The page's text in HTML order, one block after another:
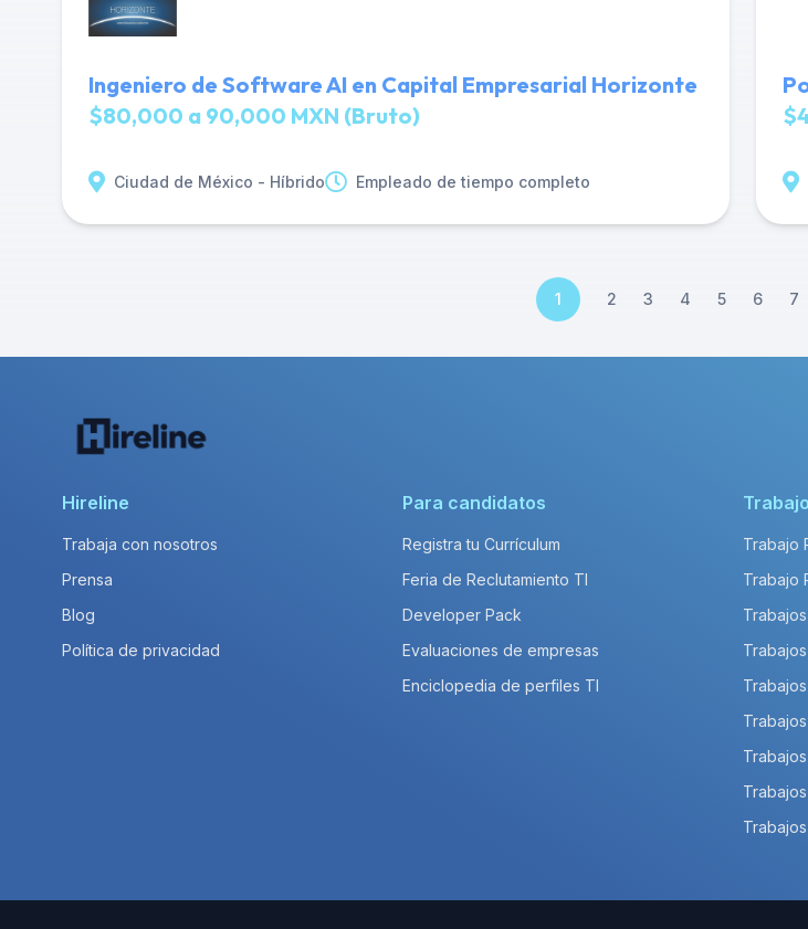
Ingeniero de Software AI en Capital Empresarial Horizonte
$80,000 a 90,000 MXN (Bruto)
Ciudad de México - Híbrido Empleado de tiempo completo
1 2 3 4 5 6 7
Hireline
Trabaja con nosotros
Prensa
Blog
Política de privacidad
Para candidatos
Registra tu Currículum
Feria de Reclutamiento TI
Developer Pack
Evaluaciones de empresas
Enciclopedia de perfiles TI
Trabajo
Trabajo